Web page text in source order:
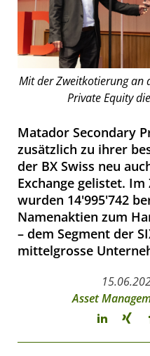
Mit der Zweitkotierung an
Private Equity
Matador Secondary
zusätzlich zu ihrer
der BX Swiss neu
Exchange gelistet.
wurden 14'995'742
Namenaktien zum
– dem Segment der
mittelgrosse
Asset